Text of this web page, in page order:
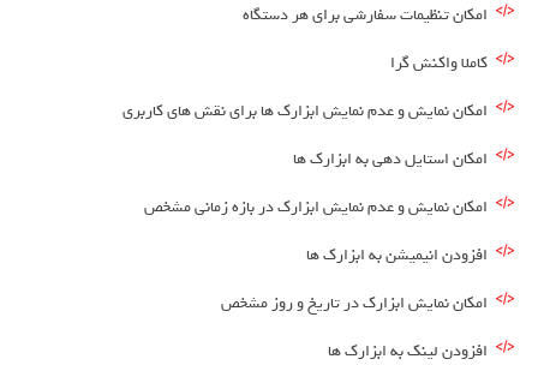
امکان تنظیمات سفارشی برای هر دستگاه
کاملا واکنش گرا
امکان نمایش و عدم نمایش ابزارک ها برای نقش های کاربری
امکان استایل دهی به ابزارک ها
امکان نمایش و عدم نمایش ابزارک در بازه زمانی مشخص
افزودن انیمیشن به ابزارک ها
امکان نمایش ابزارک در تاریخ و روز مشخص
افزودن لینک به ابزارک ها